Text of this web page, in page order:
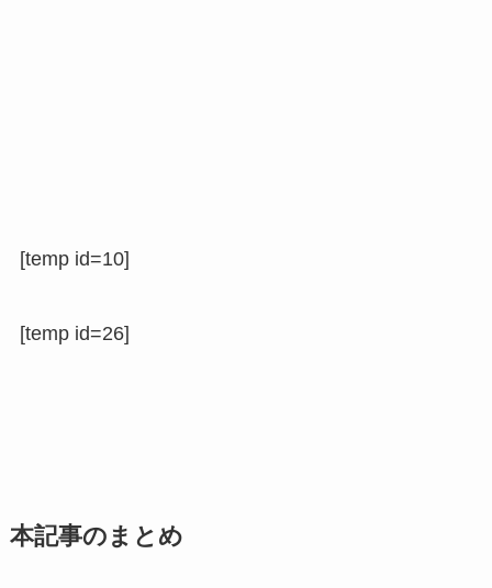
[temp id=10]
[temp id=26]
本記事のまとめ